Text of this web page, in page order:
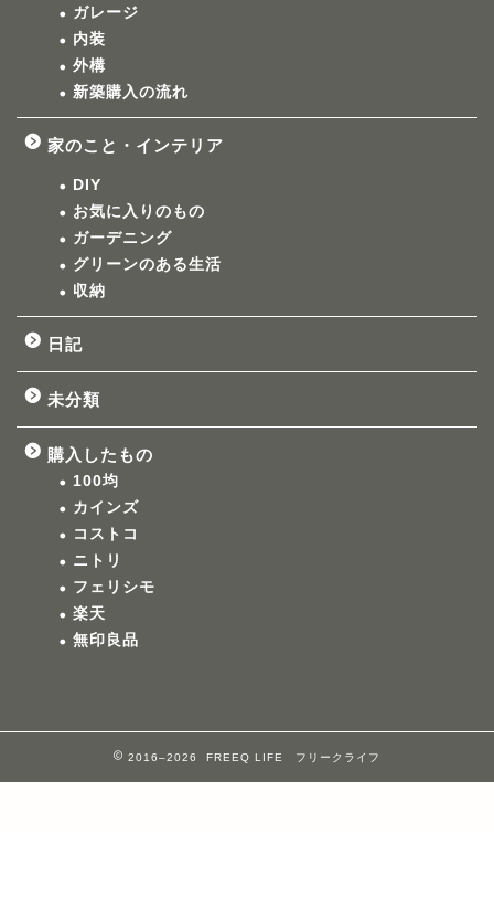
ガレージ
内装
外構
新築購入の流れ
家のこと・インテリア
DIY
お気に入りのもの
ガーデニング
グリーンのある生活
収納
日記
未分類
購入したもの
100均
カインズ
コストコ
ニトリ
フェリシモ
楽天
無印良品
2016–2026 FREEQ LIFE フリークライフ